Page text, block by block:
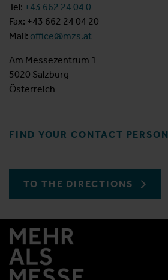
Tel: +43 662 24 04 0
Fax: +43 662 24 04 20
Mail: office@mzs.at
Am Messezentrum 1
5020 Salzburg
Österreich
FIND YOUR CONTACT PERSON
TO THE DIRECTIONS